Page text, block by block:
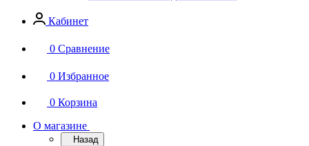
Кабинет
0 Сравнение
0 Избранное
0 Корзина
О магазине
Назад